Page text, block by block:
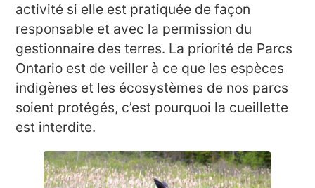
activité si elle est pratiquée de façon
responsable et avec la permission du
gestionnaire des terres. La priorité de Parcs
Ontario est de veiller à ce que les espèces
indigènes et les écosystèmes de nos parcs
soient protégés, c’est pourquoi la cueillette
est interdite.